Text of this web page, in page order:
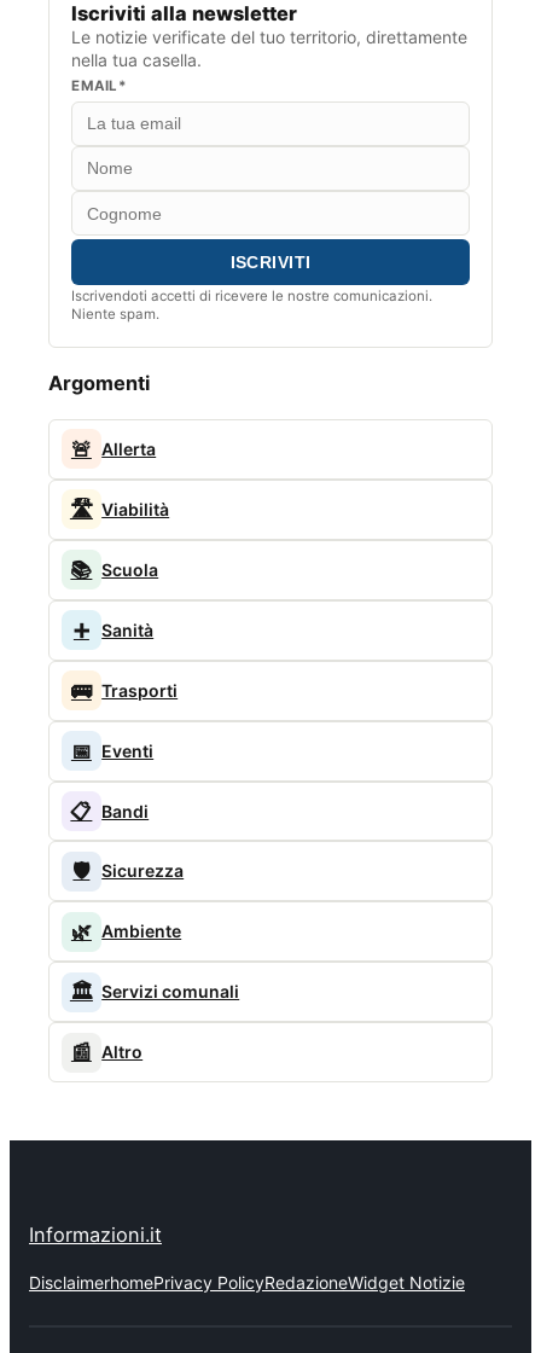
Iscriviti alla newsletter
Le notizie verificate del tuo territorio, direttamente
nella tua casella.
EMAIL*
Iscrivendoti accetti di ricevere le nostre comunicazioni.
Niente spam.
Argomenti
🚨 Allerta
🛣️ Viabilità
📚 Scuola
➕ Sanità
🚌 Trasporti
📅 Eventi
📋 Bandi
🛡️ Sicurezza
🌿 Ambiente
🏛️ Servizi comunali
📰 Altro
Informazioni.it
DisclaimerhomePrivacy PolicyRedazioneWidget Notizie